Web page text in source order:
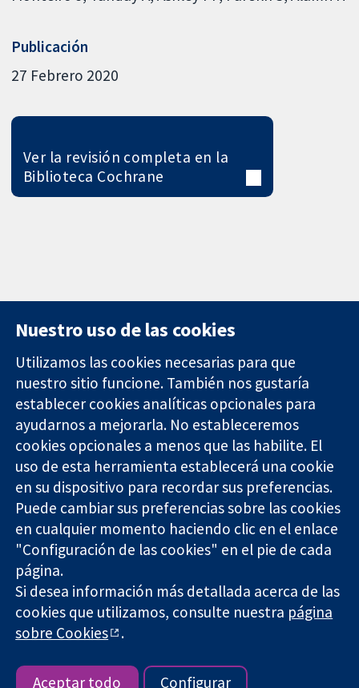
Publicación
27 Febrero 2020
Ver la revisión completa en la
Biblioteca Cochrane
Evidencia fiable.
Decisiones
informadas.
Mejor salud.
11-13 Cavendish
Square
Londres
W1G 0AN
Reino Unido
Contacto
Noticias
Prensa
Sobre
nosotros
Empleo
Cochrane
Library
The Cochrane Collaboration is a charity (no. 1045921) and a
company limited by guarantee (no. 03044323) registered in
England & Wales. VAT registration number GB 718 2127 49.
Copyright © 2026 The Cochrane Collaboration
Privacidad|Política de cookies|Configuración de cookies
Nuestro uso de las cookies
Utilizamos las cookies necesarias para que
nuestro sitio funcione. También nos gustaría
establecer cookies analíticas opcionales para
ayudarnos a mejorarla. No estableceremos
cookies opcionales a menos que las habilite. El
uso de esta herramienta establecerá una cookie
en su dispositivo para recordar sus preferencias.
Puede cambiar sus preferencias sobre las cookies
en cualquier momento haciendo clic en el enlace
"Configuración de las cookies" en el pie de cada
página.
Si desea información más detallada acerca de las
cookies que utilizamos, consulte nuestra página
sobre Cookies
.
Aceptar todo Configurar